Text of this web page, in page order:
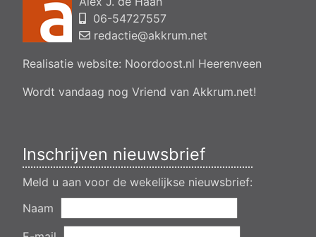
bedrijfsgebouw, polsleatwei 11 Akkrum
Aanvraag omgevingsvergunning, bouwen van een
bedrijfsverzamelgebouw, spikerboor naast nummer 11-1
Aanvraag omgevingsvergunning wateractiviteit wf-1009518
van een transformatorstation project nulelie Akkrum nabij de
06-54727557
redactie@akkrum.net
Realisatie website: Noordoost.nl Heerenveen
Wordt vandaag nog Vriend van Akkrum.net!
Inschrijven nieuwsbrief
Meld u aan voor de wekelijkse nieuwsbrief:
Naam